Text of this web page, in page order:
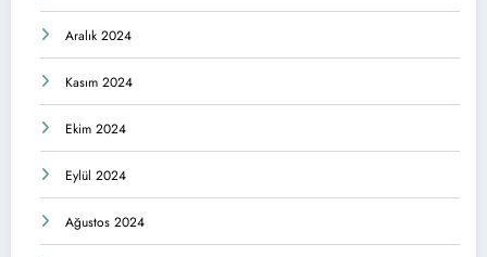
Aralık 2024
Kasım 2024
Ekim 2024
Eylül 2024
Ağustos 2024